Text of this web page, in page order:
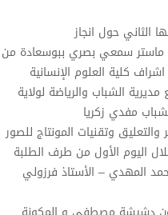
الثاني حول انجاز
ماسترسمعي بصري ببوسعادة من
كلية العلوم الإنسانية
الشباب والرياضة لولاية
مفدي زكريا
وتقنيات المونتاج للصور
اليوم الأول من طرف الطلبة
المهدي – الأستاذ فرزولي